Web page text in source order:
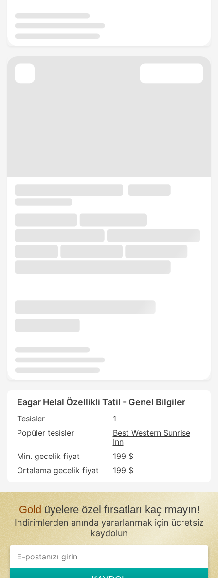
Eagar Helal Özellikli Tatil - Genel Bilgiler
Tesisler
1
Popüler tesisler
Best Western Sunrise
Inn
Min. gecelik fiyat
199 $
Ortalama gecelik fiyat
199 $
Goldüyelere özel fırsatları kaçırmayın!
İndirimlerden anında yararlanmak için ücretsiz
kaydolun